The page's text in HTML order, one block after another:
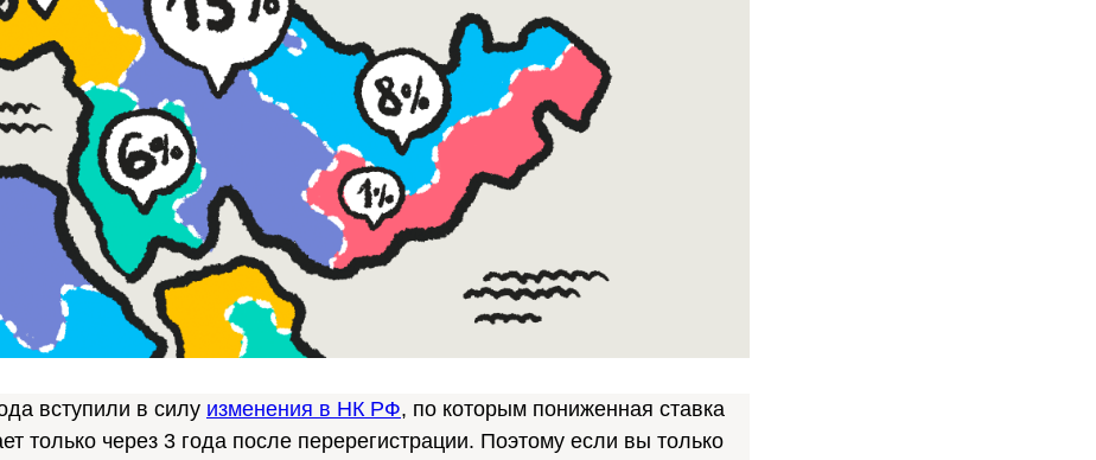
вступили в силу изменения в НК РФ, по которым пониженная ставка
только через 3 года после перерегистрации. Поэтому если вы только